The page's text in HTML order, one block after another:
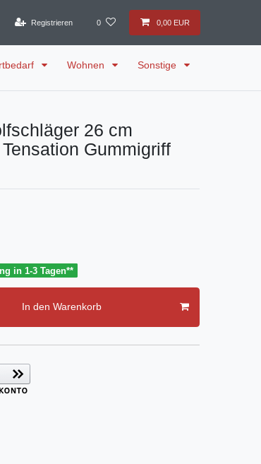
Registrieren 0 0,00 EUR
Wohnen Sonstige
26 cm
Gummigriff
in 1-3 Tagen**
In den Warenkorb